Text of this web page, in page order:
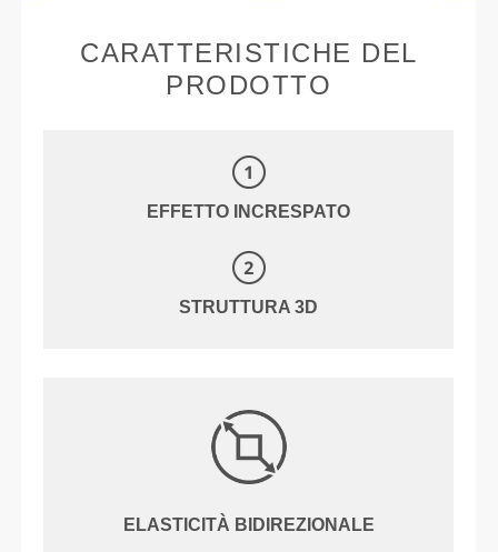
CARATTERISTICHE DEL
PRODOTTO
EFFETTO INCRESPATO
STRUTTURA 3D
ELASTICITÀ BIDIREZIONALE